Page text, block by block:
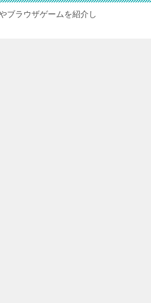
ブラウザゲームを紹介し